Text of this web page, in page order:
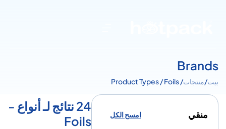
Brands
بيت/منتجات/ Product Types / Foils
منقي امسح الكل
24 نتائج لـ أنواع -
Foils